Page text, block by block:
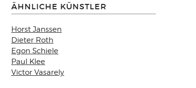
ÄHNLICHE KÜNSTLER
Horst Janssen
Dieter Roth
Egon Schiele
Paul Klee
Victor Vasarely